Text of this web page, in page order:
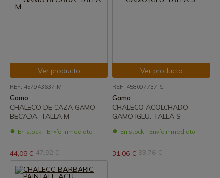
Ver producto
REF: 457943637-M
Gamo
CHALECO DE CAZA GAMO
BECADA. TALLA M
En stock - Envío inmediato
44,08 € 47,92 €
Ver producto
REF: 458097737-S
Gamo
CHALECO ACOLCHADO
GAMO IGLU. TALLA S
En stock - Envío inmediato
31,06 € 33,76 €